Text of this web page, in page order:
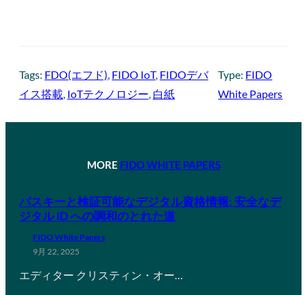
Tags: FDO(エフド) FIDO IoT, FIDOデバ
イス搭載 IoTテクノロジー 白紙
Type: FIDO
White Papers
MORE FIDO WHITE PAPERS
パスキーと検証可能なデジタル資格情報: 安全なデ
ジタル ID への調和のとれた道
FIDO White Papers
9月 22, 2025
エディター クリスティン・オー…